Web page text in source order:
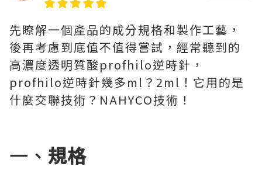
先瞭解一個產品的成分規格和製作工藝，
後再考慮到底值不值得嘗試，經常聽到的
高濃度透明質酸profhilo逆時針，
profhilo逆時針幾多ml？2ml！它用的是
什麼交聯技術？NAHYCO技術！
一、 規格